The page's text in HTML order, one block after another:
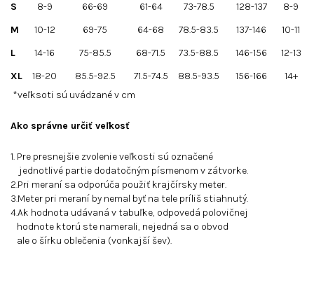
S
8-9 66-69 61-64 73-78.5 128-137
8-9
M
10-12 69-75 64-68 78.5-83.5 137-146
10-11
L
14-16 75-85.5 68-71.5 73.5-88.5 146-156
12-13
XL
18-20 85.5-92.5 71.5-74.5 88.5-93.5 156-166
14+
*veľksoti sú uvádzané v cm
Ako správne určiť veľkosť
1. Pre presnejšie zvolenie veľkosti sú označené
jednotlivé partie dodatočným písmenom v zátvorke.
2.Pri meraní sa odporúča použiť krajčírsky meter.
3.Meter pri meraní by nemal byť na tele príliš stiahnutý.
4.Ak hodnota udávaná v tabuľke, odpovedá polovičnej
hodnote ktorú ste namerali, nejedná sa o obvod
ale o šírku oblečenia (vonkajší šev).